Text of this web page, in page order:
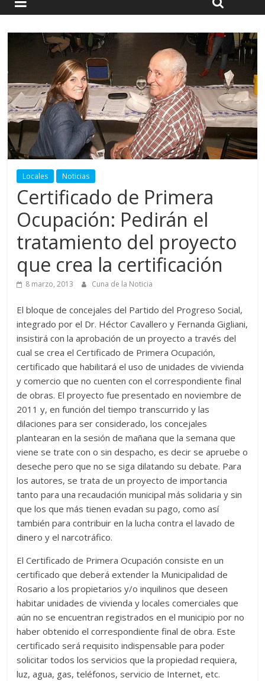
Locales Noticias
Certificado de Primera
Ocupación: Pedirán el
tratamiento del proyecto
que crea la certificación
8 marzo, 2013 Cuna de la Noticia
El bloque de concejales del Partido del Progreso Social,
integrado por el Dr. Héctor Cavallero y Fernanda Gigliani,
insistirá con la aprobación de un proyecto a través del
cual se crea el Certificado de Primera Ocupación,
certificado que habilitará el uso de unidades de vivienda
y comercio que no cuenten con el correspondiente final
de obras. El proyecto fue presentado en noviembre de
2011 y, en función del tiempo transcurrido y las
dilaciones para ser considerado, los concejales
plantearan en la sesión de mañana que la semana que
viene se trate con o sin despacho, es decir se apruebe o
deseche pero que no se siga dilatando su debate. Para
los autores, se trata de un proyecto de importancia
tanto para una recaudación municipal más solidaria y sin
que los que más tienen evadan su pago, como así
también para contribuir en la lucha contra el lavado de
dinero y el narcotráfico.
El Certificado de Primera Ocupación consiste en un
certificado que deberá extender la Municipalidad de
Rosario a los propietarios y/o inquilinos que deseen
habitar unidades de vivienda y locales comerciales que
aún no se encuentran registrados en el municipio por no
haber obtenido el correspondiente final de obra. Este
certificado será requisito indispensable para poder
solicitar todos los servicios que la propiedad requiera,
luz, agua, gas, teléfonos, servicio de Internet, etc.